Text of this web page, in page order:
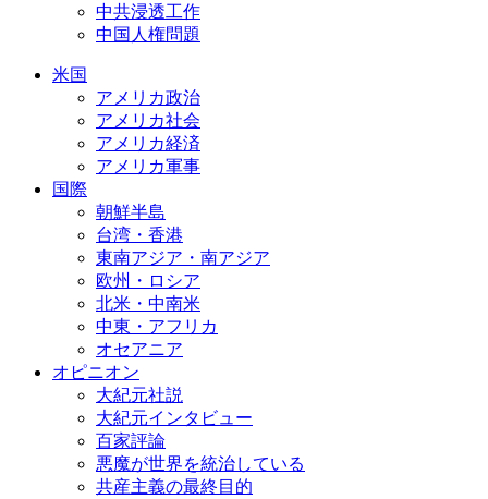
中共浸透工作
中国人権問題
米国
アメリカ政治
アメリカ社会
アメリカ経済
アメリカ軍事
国際
朝鮮半島
台湾・香港
東南アジア・南アジア
欧州・ロシア
北米・中南米
中東・アフリカ
オセアニア
オピニオン
大紀元社説
大紀元インタビュー
百家評論
悪魔が世界を統治している
共産主義の最終目的